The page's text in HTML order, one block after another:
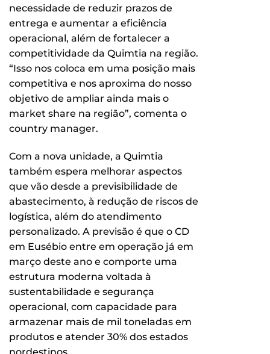
necessidade de reduzir prazos de
entrega e aumentar a eficiência
operacional, além de fortalecer a
competitividade da Quimtia na região.
“Isso nos coloca em uma posição mais
competitiva e nos aproxima do nosso
objetivo de ampliar ainda mais o
market share na região”, comenta o
country manager.
Com a nova unidade, a Quimtia
também espera melhorar aspectos
que vão desde a previsibilidade de
abastecimento, à redução de riscos de
logística, além do atendimento
personalizado. A previsão é que o CD
em Eusébio entre em operação já em
março deste ano e comporte uma
estrutura moderna voltada à
sustentabilidade e segurança
operacional, com capacidade para
armazenar mais de mil toneladas em
produtos e atender 30% dos estados